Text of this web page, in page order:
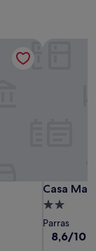
Casa
Casa
2.0-
Sterne-
Parras
8.6
8,6/10